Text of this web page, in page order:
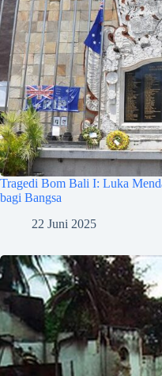
Tragedi Bom Bali I: Luka
bagi Bangsa
22 Juni 2025